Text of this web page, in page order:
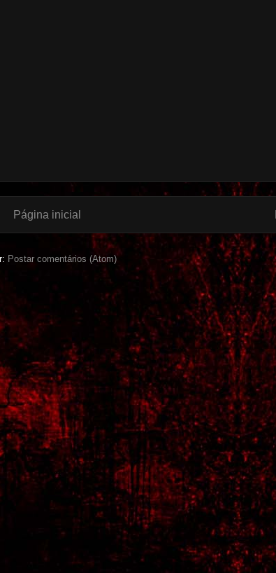
Página inicial
Postar comentários (Atom)